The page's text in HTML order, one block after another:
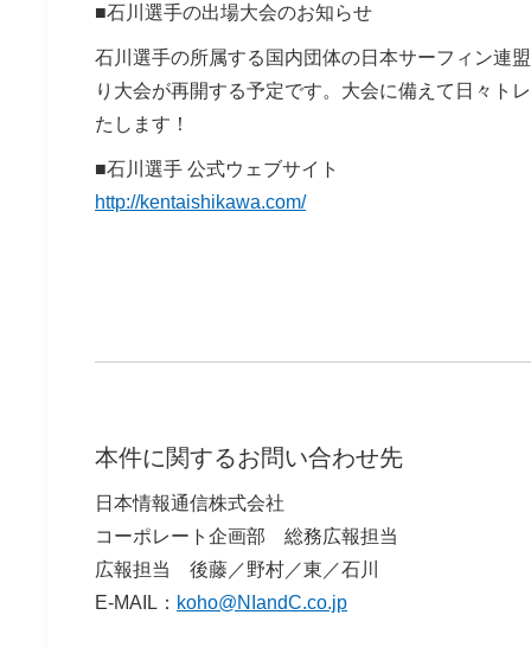
■石川選手の出場大会のお知らせ
石川選手の所属する国内団体の日本サーフィン連
り大会が再開する予定です。大会に備えて日々ト
たします！
■石川選手 公式ウェブサイト
http://kentaishikawa.com/
本件に関するお問い合わせ先
日本情報通信株式会社
コーポレート企画部 総務広報担当
広報担当 後藤／野村／東／石川
E-MAIL： koho@NIandC.co.jp